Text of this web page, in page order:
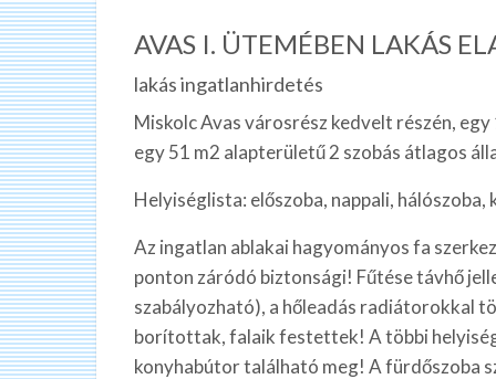
AVAS I. ÜTEMÉBEN LAKÁS
lakás ingatlanhirdetés
Miskolc Avas városrész kedvelt részén,
egy 51 m2 alapterületű 2 szobás átlagos
Helyiséglista: előszoba, nappali,
Az ingatlan ablakai hagyományos fa
ponton záródó biztonsági! Fűtése távhő
szabályozható), a hőleadás radiátorokkal
borítottak, falaik festettek! A többi
konyhabútor található meg! A fürdőszoba